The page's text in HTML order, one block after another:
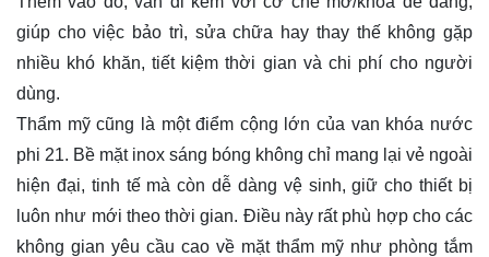
giúp cho việc bảo trì, sửa chữa hay thay thế không gặp
nhiều khó khăn, tiết kiệm thời gian và chi phí cho người
dùng.
Thẩm mỹ cũng là một điểm cộng lớn của van khóa nước
phi 21. Bề mặt inox sáng bóng không chỉ mang lại vẻ ngoài
hiện đại, tinh tế mà còn dễ dàng vệ sinh, giữ cho thiết bị
luôn như mới theo thời gian. Điều này rất phù hợp cho các
không gian yêu cầu cao về mặt thẩm mỹ như phòng tắm